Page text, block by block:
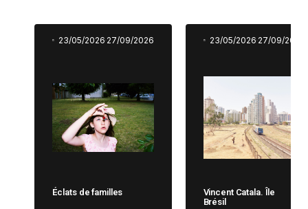
23/05/2026 27/09/2026
Éclats de familles
23/05/2026 27/09/2026
Vincent Catala. Île
Brésil